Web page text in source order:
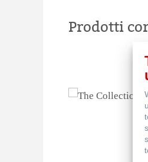
Prodotti